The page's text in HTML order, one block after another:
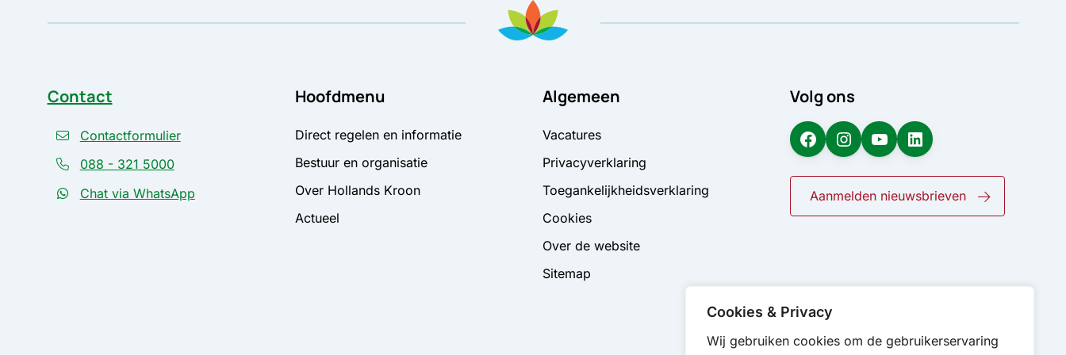
Cookies & Privacy
Wij gebruiken cookies om de gebruikerservaring
Contact
Contactformulier
088 - 321 5000
Chat via WhatsApp
Hoofdmenu
Direct regelen en informatie
Bestuur en organisatie
Over Hollands Kroon
Actueel
Algemeen
Vacatures
Privacyverklaring
Toegankelijkheidsverklaring
Cookies
Over de website
Sitemap
Volg ons
Facebook
Instagram
YouTubeLinkedIn
Aanmelden nieuwsbrieven